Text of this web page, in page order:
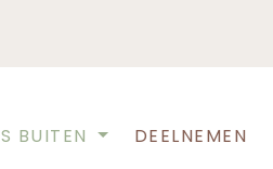
BUITEN DEELNEMEN